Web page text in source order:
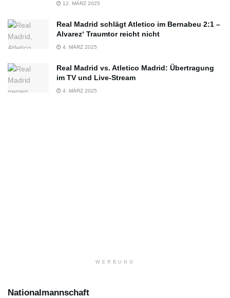
12. MÄRZ 2025
Real Madrid schlägt Atletico im Bernabeu 2:1 –
Alvarez‘ Traumtor reicht nicht
4. MÄRZ 2025
Real Madrid vs. Atletico Madrid: Übertragung
im TV und Live-Stream
4. MÄRZ 2025
WERBUNG
Nationalmannschaft